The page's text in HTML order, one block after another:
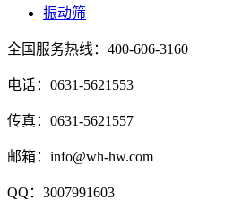
振动筛
全国服务热线：400-606-3160
电话：0631-5621553
传真：0631-5621557
邮箱：info@wh-hw.com
QQ：3007991603